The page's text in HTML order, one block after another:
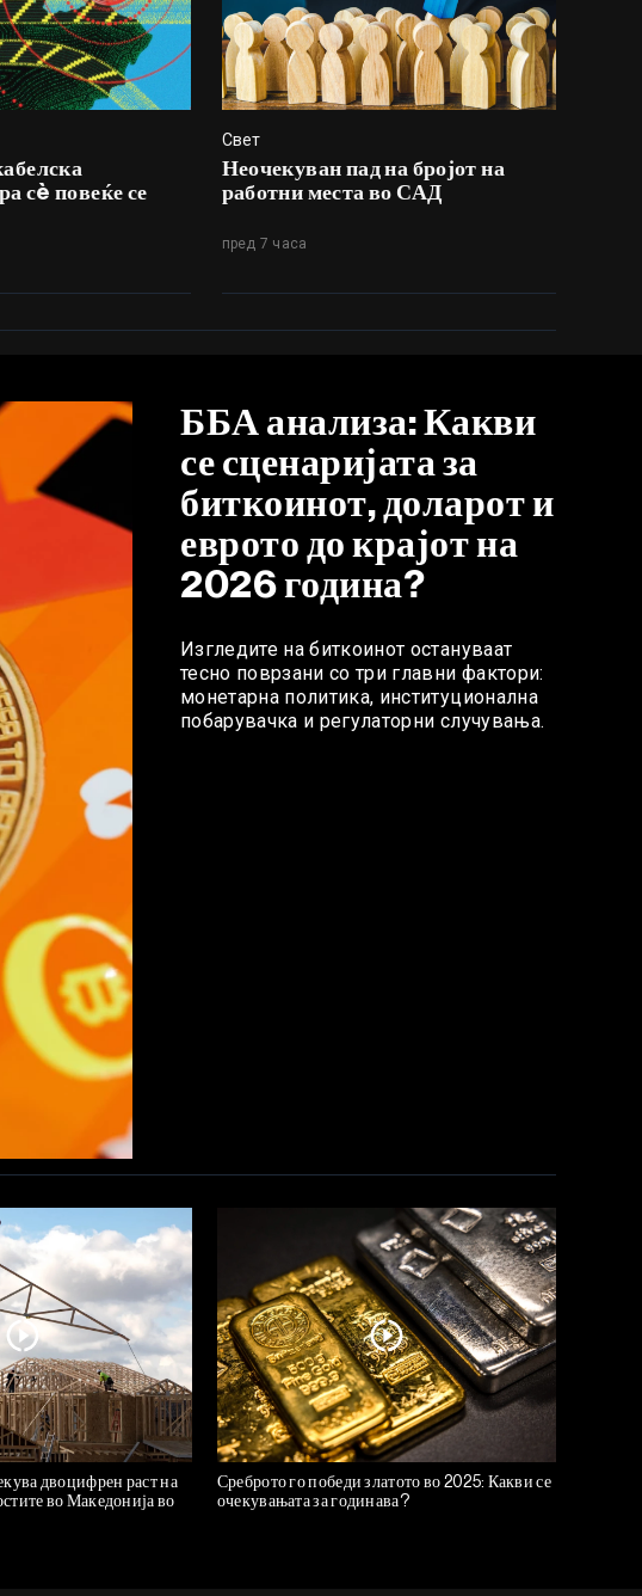
сè повеќе се
Свет
Неочекуван пад на бројот на
работни места во САД
пред 7 часа
ББА анализа: Какви
се сценаријата за
биткоинот, доларот и
еврото до крајот на
2026 година?
Изгледите на биткоинот остануваат
тесно поврзани со три главни фактори:
монетарна политика, институционална
побарувачка и регулаторни случувања.
двоцифрен раст на
во Македонија во
Среброто го победи златото во 2025: Какви се
очекувањата за годинава?